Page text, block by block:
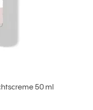
50 ml